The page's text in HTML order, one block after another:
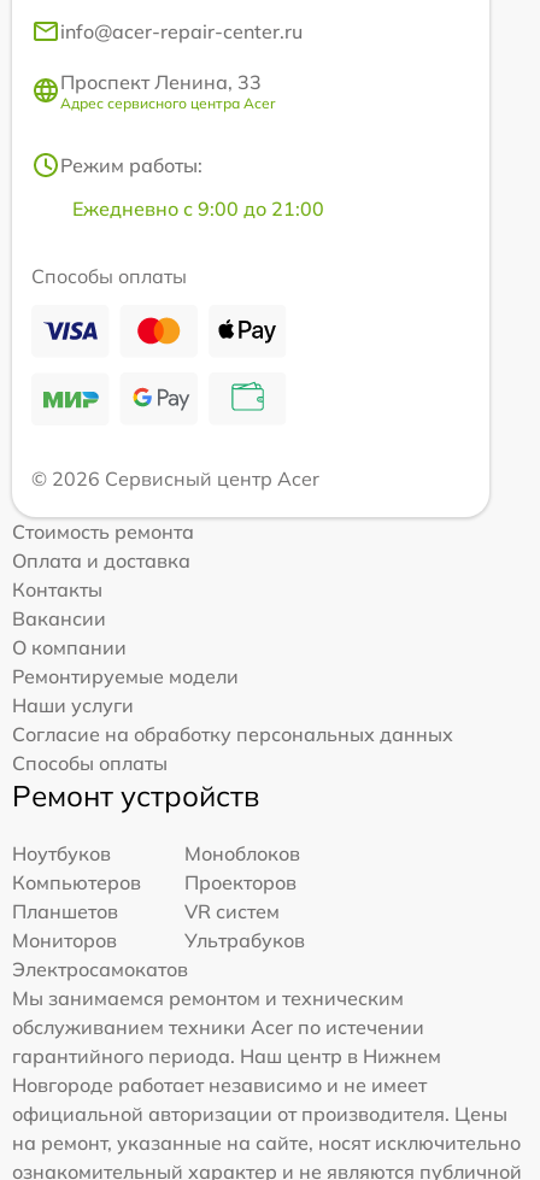
info@acer-repair-center.ru
Проспект Ленина, 33
Адрес сервисного центра Acer
Режим работы:
Ежедневно с 9:00 до 21:00
Способы оплаты
© 2026 Сервисный центр Acer
Стоимость ремонта
Оплата и доставка
Контакты
Вакансии
О компании
Ремонтируемые модели
Наши услуги
Согласие на обработку персональных данных
Способы оплаты
Ремонт устройств
Ноутбуков
Моноблоков
Компьютеров
Проекторов
Планшетов
VR систем
Мониторов
Ультрабуков
Электросамокатов
Мы занимаемся ремонтом и техническим
обслуживанием техники Acer по истечении
гарантийного периода. Наш центр в Нижнем
Новгороде работает независимо и не имеет
официальной авторизации от производителя. Цены
на ремонт, указанные на сайте, носят исключительно
ознакомительный характер и не являются публичной